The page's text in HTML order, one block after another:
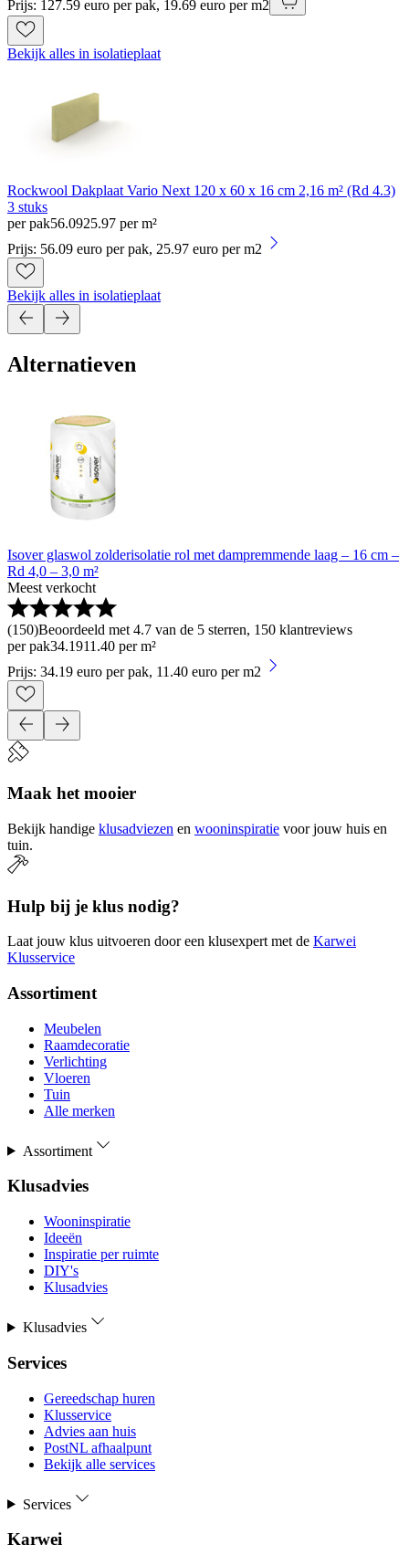
Prijs: 127.59 euro per pak, 19.69 euro per m2
Bekijk alles in isolatieplaat
Rockwool Dakplaat Vario Next 120 x 60 x 16 cm 2,16 m² (Rd 4.3)
3 stuks
per pak56.0925.97 per m²
Prijs: 56.09 euro per pak, 25.97 euro per m2
Bekijk alles in isolatieplaat
Alternatieven
Isover glaswol zolderisolatie rol met dampremmende laag – 16 cm –
Rd 4,0 – 3,0 m²
Meest verkocht
(150)Beoordeeld met 4.7 van de 5 sterren, 150 klantreviews
per pak34.1911.40 per m²
Prijs: 34.19 euro per pak, 11.40 euro per m2
Maak het mooier
Bekijk handige klusadviezen en wooninspiratie voor jouw huis en
tuin.
Hulp bij je klus nodig?
Laat jouw klus uitvoeren door een klusexpert met de Karwei
Klusservice
Assortiment
Meubelen
Raamdecoratie
Verlichting
Vloeren
Tuin
Alle merken
Assortiment
Klusadvies
Wooninspiratie
Ideeën
Inspiratie per ruimte
DIY's
Klusadvies
Klusadvies
Services
Gereedschap huren
Klusservice
Advies aan huis
PostNL afhaalpunt
Bekijk alle services
Services
Karwei